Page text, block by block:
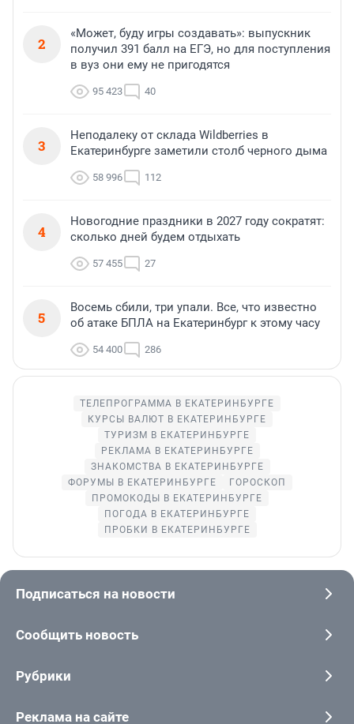
2
«Может, буду игры создавать»: выпускник
получил 391 балл на ЕГЭ, но для поступления
в вуз они ему не пригодятся
95 423 40
3
Неподалеку от склада Wildberries в
Екатеринбурге заметили столб черного дыма
58 996 112
4
Новогодние праздники в 2027 году сократят:
сколько дней будем отдыхать
57 455 27
5
Восемь сбили, три упали. Все, что известно
об атаке БПЛА на Екатеринбург к этому часу
54 400 286
ТЕЛЕПРОГРАММА В ЕКАТЕРИНБУРГЕ
КУРСЫ ВАЛЮТ В ЕКАТЕРИНБУРГЕ
ТУРИЗМ В ЕКАТЕРИНБУРГЕ
РЕКЛАМА В ЕКАТЕРИНБУРГЕ
ЗНАКОМСТВА В ЕКАТЕРИНБУРГЕ
ФОРУМЫ В ЕКАТЕРИНБУРГЕ
ГОРОСКОП
ПРОМОКОДЫ В ЕКАТЕРИНБУРГЕ
ПОГОДА В ЕКАТЕРИНБУРГЕ
ПРОБКИ В ЕКАТЕРИНБУРГЕ
Подписаться на новости
Сообщить новость
Рубрики
Реклама на сайте